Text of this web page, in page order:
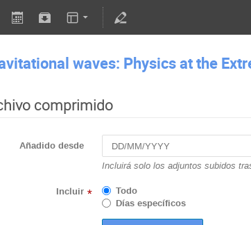
waves: Physics at the
comprimido
Añadido desde
Incluirá solo los adjuntos subidos
Incluir *
Todo
Días específicos